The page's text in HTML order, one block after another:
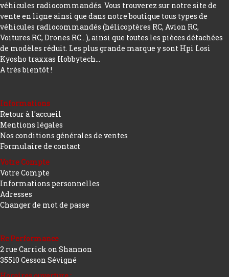
véhicules radiocommandés. Vous trouverez sur notre site de
vente en ligne ainsi que dans notre boutique tous types de
véhicules radiocommandés (hélicoptères RC, Avion RC,
Voitures RC, Drones RC…), ainsi que toutes les pièces détachées
de modèles réduit. Les plus grande marque y sont Hpi Losi
Kyosho traxxas Hobbytech...
A très bientôt !
Informations
Retour à l'accueil
Mentions légales
Nos conditions générales de ventes
Formulaire de contact
Votre Compte
Votre Compte
Informations personnelles
Adresses
Changer de mot de passe
Rc Performance
2 rue Carrick on Shannon
35510 Cesson Sévigné